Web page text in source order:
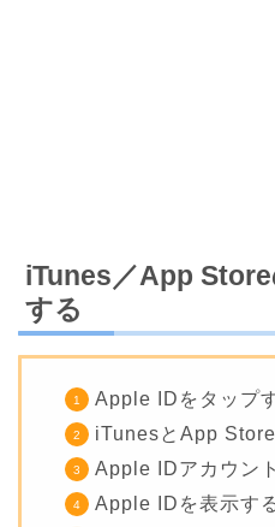
iTunes／App
する
Apple IDをタップ
iTunesとApp
Apple IDアカウン
Apple IDを表示す